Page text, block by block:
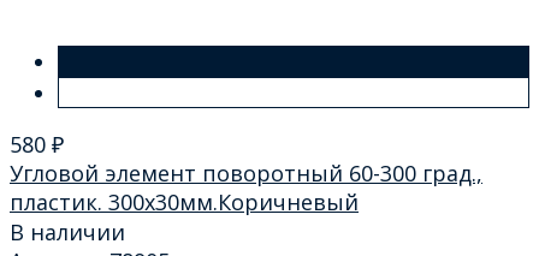
580 ₽
Угловой элемент поворотный 60-300 град.,
пластик. 300х30мм.Коричневый
В наличии